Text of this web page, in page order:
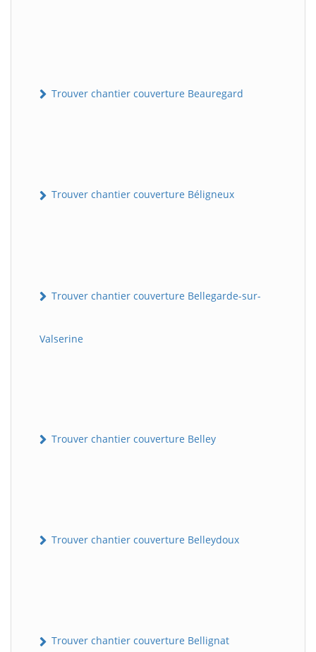
Trouver chantier couverture Beauregard
Trouver chantier couverture Béligneux
Trouver chantier couverture Bellegarde-sur-
Valserine
Trouver chantier couverture Belley
Trouver chantier couverture Belleydoux
Trouver chantier couverture Bellignat